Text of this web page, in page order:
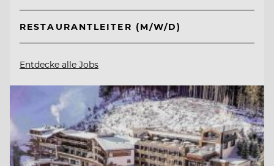
RESTAURANTLEITER (M/W/D)
Entdecke alle Jobs